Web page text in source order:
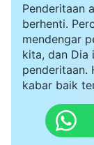
Penderitaan
berhenti.
mendengar
kita, dan Dia
penderitaan.
kabar baik